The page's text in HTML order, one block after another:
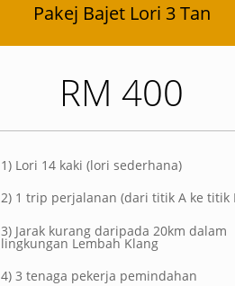
Pakej Bajet Lori 3 Tan
RM 400
1) Lori 14 kaki (lori sederhana)
2) 1 trip perjalanan (dari titik A ke titik
3) Jarak kurang daripada 20km dalam
lingkungan Lembah Klang
4) 3 tenaga pekerja pemindahan